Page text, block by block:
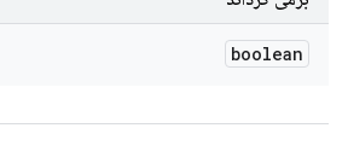
boolean